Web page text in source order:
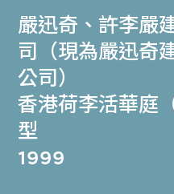
嚴迅奇 、 許李嚴
司（現為嚴迅奇
公司）
香港荷李活華庭
型
1999